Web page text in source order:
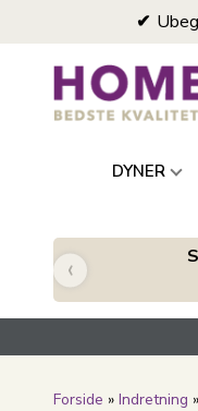
DYNER
‹
Forside » Indretning »